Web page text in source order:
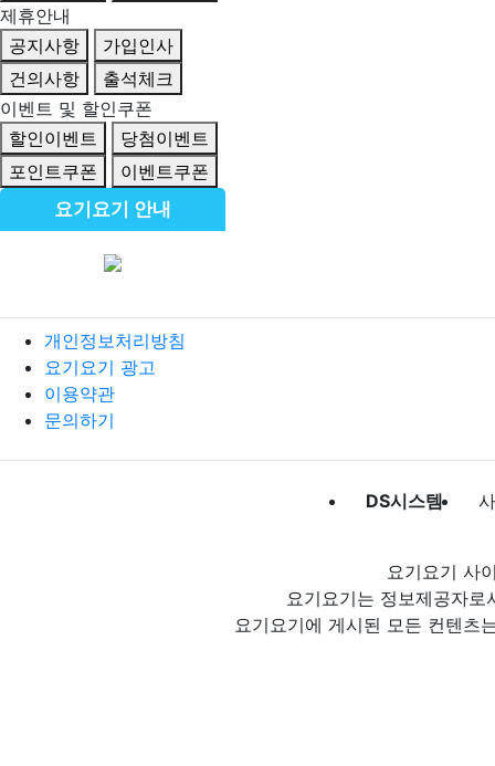
제휴안내
공지사항
가입인사
건의사항
출석체크
이벤트 및 할인쿠폰
할인이벤트
당첨이벤트
포인트쿠폰
이벤트쿠폰
요기요기 안내
개인정보처리방침
요기요기 광고
이용약관
문의하기
DS시스템
요기요기 사
요기요기는 정보제공자
요기요기에 게시된 모든 컨텐츠